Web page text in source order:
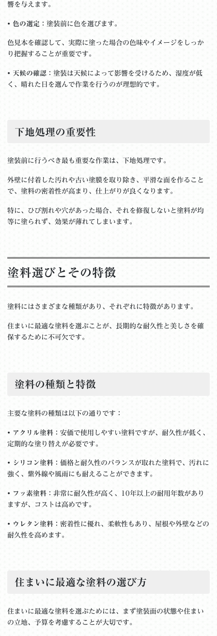
響を与えます。
• 色の選定 ：塗装前に色を選びます。
色見本を確認して、実際に塗った場合の色味やイメージをしっか
り把握することが重要です。
• 天候の確認 ：塗装は天候によって影響を受けるため、湿度が低
く、晴れた日を選んで作業を行うのが理想的です。
下地処理の重要性
塗装前に行うべき最も重要な作業は、下地処理です。
外壁に付着した汚れや古い塗膜を取り除き、平滑な面を作ること
で、塗料の密着性が高まり、仕上がりが良くなります。
特に、ひび割れや穴があった場合、それを修復しないと塗料が均
等に塗られず、効果が薄れてしまいます。
塗料選びとその特徴
塗料にはさまざまな種類があり、それぞれに特徴があります。
住まいに最適な塗料を選ぶことが、長期的な耐久性と美しさを確
保するために不可欠です。
塗料の種類と特徴
主要な塗料の種類は以下の通りです：
• アクリル塗料 ：安価で使用しやすい塗料ですが、耐久性が低く、
定期的な塗り替えが必要です。
• シリコン塗料 ：価格と耐久性のバランスが取れた塗料で、汚れに
強く、紫外線や風雨にも耐えることができます。
• フッ素塗料 ：非常に耐久性が高く、10年以上の耐用年数があり
ますが、コストは高めです。
• ウレタン塗料 ：密着性に優れ、柔軟性もあり、屋根や外壁などの
耐久性を高めます。
住まいに最適な塗料の選び方
住まいに最適な塗料を選ぶためには、まず塗装面の状態や住まい
の立地、予算を考慮することが大切です。